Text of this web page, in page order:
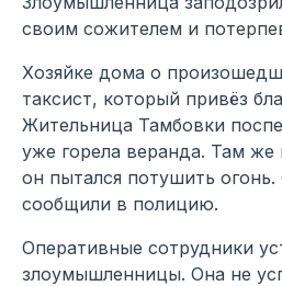
своим сожителем и
Хозяйке дома о
таксист, который привёз
Жительница Тамбовки
уже горела веранда. Там же
он пытался потушить
сообщили в полицию.
Оперативные сотрудники
злоумышленницы. Она не